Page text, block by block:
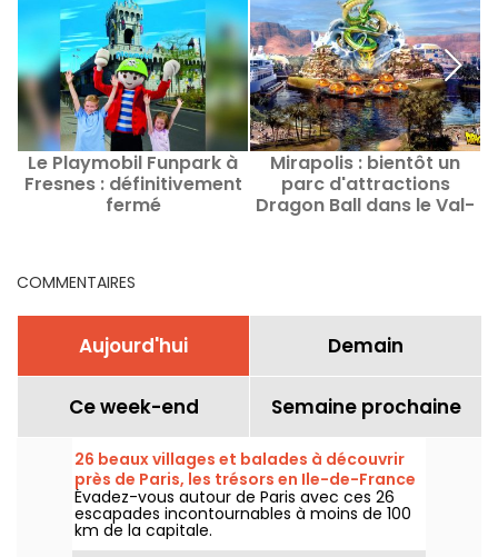
Le Playmobil Funpark à
Fresnes : définitivement
fermé
Mirapolis : bientôt un
parc d'attractions
Dragon Ball dans le Val-
COMMENTAIRES
Aujourd'hui Demain
Ce week-end Semaine prochaine
26 beaux villages et balades à découvrir
près de Paris, les trésors en Ile-de-France
Évadez-vous autour de Paris avec ces 26
escapades incontournables à moins de 100
km de la capitale.